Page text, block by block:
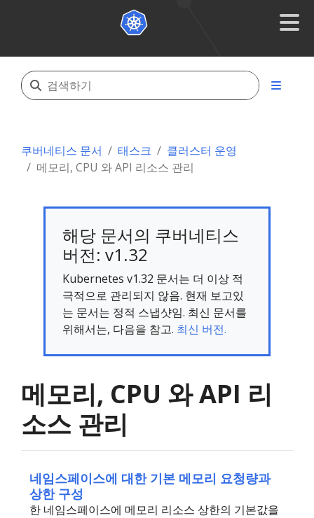
쿠버네티스 문서 태스크
클러스터 운영
메모리, CPU 와 API 리소스 관리
해당 문서의 쿠버네티스
버전: v1.32
Kubernetes v1.32 문서는 더 이상 적
극적으로 관리되지 않음. 현재 보고있
는 문서는 정적 스냅샷임. 최신 문서를
위해서는, 다음을 참고. 최신 버전.
메모리, CPU 와 API 리
소스 관리
네임스페이스에 대한 기본 메모리 요청량과
상한 구성
한 네임스페이스에 메모리 리소스 상한의 기본값을